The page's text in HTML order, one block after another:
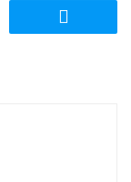
に安くな